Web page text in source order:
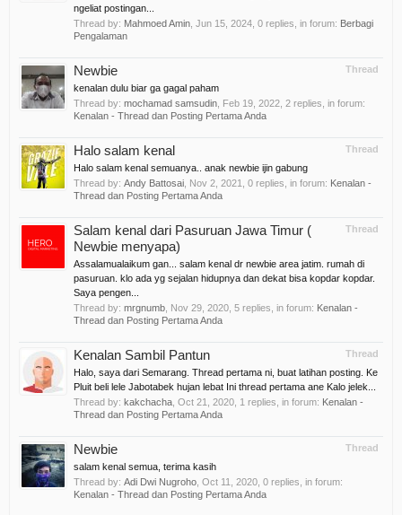
ngeliat postingan...
Thread by: Mahmoed Amin Jun 15, 2024 , 0 replies, in forum: Berbagi
Pengalaman
Thread
Newbie
kenalan dulu biar ga gagal paham
Thread by: mochamad samsudin Feb 19, 2022 , 2 replies, in forum:
Kenalan - Thread dan Posting Pertama Anda
Thread
Halo salam kenal
Halo salam kenal semuanya.. anak newbie ijin gabung
Thread by: Andy Battosai Nov 2, 2021 , 0 replies, in forum: Kenalan -
Thread dan Posting Pertama Anda
Thread
Salam kenal dari Pasuruan Jawa Timur (
Newbie menyapa)
Assalamualaikum gan... salam kenal dr newbie area jatim. rumah di
pasuruan. klo ada yg sejalan hidupnya dan dekat bisa kopdar kopdar.
Saya pengen...
Thread by: mrgnumb Nov 29, 2020 , 5 replies, in forum: Kenalan -
Thread dan Posting Pertama Anda
Thread
Kenalan Sambil Pantun
Halo, saya dari Semarang. Thread pertama ni, buat latihan posting. Ke
Pluit beli lele Jabotabek hujan lebat Ini thread pertama ane Kalo jelek...
Thread by: kakchacha Oct 21, 2020 , 1 replies, in forum: Kenalan -
Thread dan Posting Pertama Anda
Thread
Newbie
salam kenal semua, terima kasih
Thread by: Adi Dwi Nugroho Oct 11, 2020 , 0 replies, in forum:
Kenalan - Thread dan Posting Pertama Anda